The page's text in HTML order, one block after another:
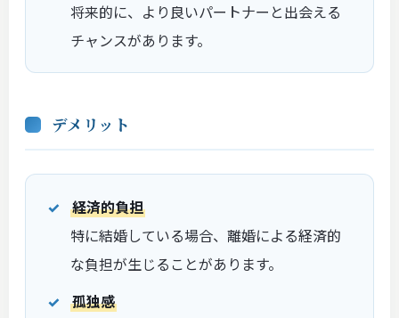
将来的に、より良いパートナーと出会える
チャンスがあります。
デメリット
経済的負担
特に結婚している場合、離婚による経済的
な負担が生じることがあります。
孤独感